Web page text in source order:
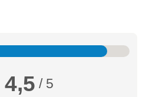
4,5 / 5